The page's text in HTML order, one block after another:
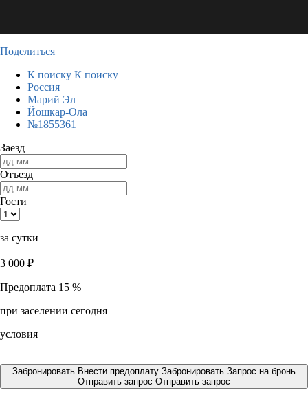
Поделиться
К поиску К поиску
Россия
Марий Эл
Йошкар-Ола
№1855361
Заезд
Отъезд
Гости
за сутки
3 000 ₽
Предоплата 15 %
при заселении сегодня
условия
Забронировать Внести предоплату Забронировать Запрос на бронь
Отправить запрос Отправить запрос